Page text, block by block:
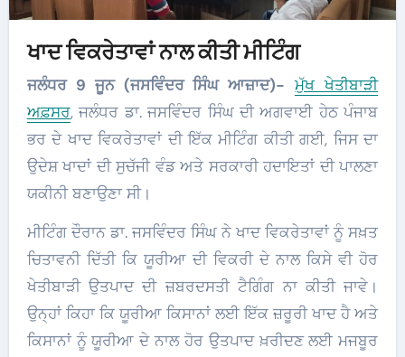
ਖਾਦ ਵਿਕਰੇਤਾਵਾਂ ਨਾਲ ਕੀਤੀ ਮੀਟਿੰਗ
ਜਲੰਧਰ 9 ਜੂਨ (ਜਸਵਿੰਦਰ ਸਿੰਘ ਆਜ਼ਾਦ)- ਮੁੱਖ ਖੇਤੀਬਾੜੀ
ਅਫ਼ਸਰ, ਜਲੰਧਰ ਡਾ. ਜਸਵਿੰਦਰ ਸਿੰਘ ਦੀ ਅਗਵਾਈ ਹੇਠ ਪੰਜਾਬ
ਭਰ ਦੇ ਖਾਦ ਵਿਕਰੇਤਾਵਾਂ ਦੀ ਇੱਕ ਮੀਟਿੰਗ ਕੀਤੀ ਗਈ, ਜਿਸ ਦਾ
ਉਦੇਸ਼ ਖਾਦਾਂ ਦੀ ਸੁਚੱਜੀ ਵੰਡ ਅਤੇ ਸਰਕਾਰੀ ਹਦਾਇਤਾਂ ਦੀ ਪਾਲਣਾ
ਯਕੀਨੀ ਬਣਾਉਣਾ ਸੀ।
ਮੀਟਿੰਗ ਦੌਰਾਨ ਡਾ. ਜਸਵਿੰਦਰ ਸਿੰਘ ਨੇ ਖਾਦ ਵਿਕਰੇਤਾਵਾਂ ਨੂੰ ਸਖ਼ਤ
ਚਿਤਾਵਨੀ ਦਿੱਤੀ ਕਿ ਯੂਰੀਆ ਦੀ ਵਿਕਰੀ ਦੇ ਨਾਲ ਕਿਸੇ ਵੀ ਹੋਰ
ਖੇਤੀਬਾੜੀ ਉਤਪਾਦ ਦੀ ਜ਼ਬਰਦਸਤੀ ਟੈਗਿੰਗ ਨਾ ਕੀਤੀ ਜਾਵੇ।
ਉਨ੍ਹਾਂ ਕਿਹਾ ਕਿ ਯੂਰੀਆ ਕਿਸਾਨਾਂ ਲਈ ਇੱਕ ਜ਼ਰੂਰੀ ਖਾਦ ਹੈ ਅਤੇ
ਕਿਸਾਨਾਂ ਨੂੰ ਯੂਰੀਆ ਦੇ ਨਾਲ ਹੋਰ ਉਤਪਾਦ ਖ਼ਰੀਦਣ ਲਈ ਮਜਬੂਰ